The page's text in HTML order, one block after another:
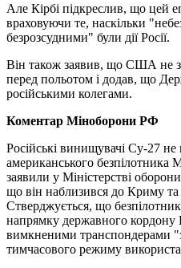
Але Кірбі підкреслив, що цей
враховуючи те, наскільки
безрозсудними" були дії Росії.
Він також заявив, що США не
перед польотом і додав, що
російськими колегами.
Коментар Міноборони РФ
Російські винищувачі Су-27
американського безпілотника
заявили у Міністерстві
що він наблизився до Криму та
Стверджується, що
напрямку державного кордону
вимкненими транспондерами
тимчасового режиму